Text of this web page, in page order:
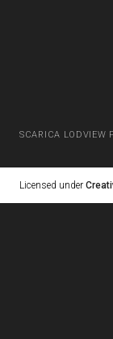
SCARICA LODVIEW
Licensed under